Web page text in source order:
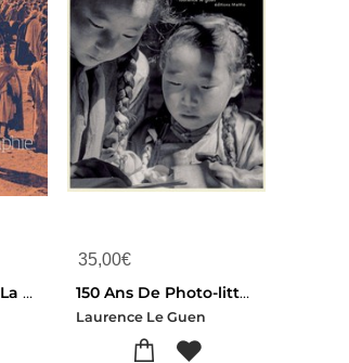
Albert Londres Et La Photographie
35,00€
150 Ans De Photo-litterature Pour Les Enfants
Laurence Le Guen